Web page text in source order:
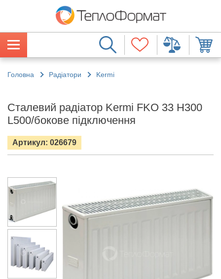
Головна Радіатори Kermi
Сталевий радіатор Kermi FKO 33 H300
L500/бокове підключення
Артикул: 026679